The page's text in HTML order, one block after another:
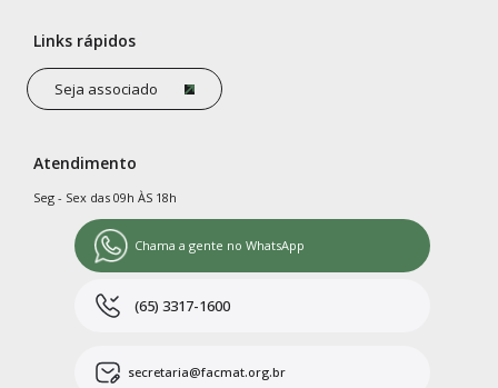
Links rápidos
Seja associado
Atendimento
Seg - Sex das 09h ÀS 18h
Chama a gente no WhatsApp
(65) 3317-1600
secretaria@facmat.org.br